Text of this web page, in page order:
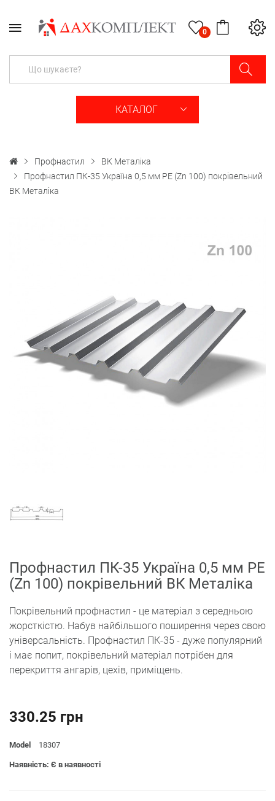
0
КАТАЛОГ
Профнастил
ВК Металіка
Профнастил ПК-35 Україна 0,5 мм PE (Zn 100) покрівельний
ВК Металіка
Профнастил ПК-35 Україна 0,5 мм PE
(Zn 100) покрівельний ВК Металіка
Покрівельний профнастил - це матеріал з середньою
жорсткістю. Набув найбільшого поширення через свою
універсальність. Профнастил ПК-35 - дуже популярний
і має попит, покрівельний матеріал потрібен для
перекриття ангарів, цехів, приміщень.
330.25 грн
Model 18307
Наявність: Є в наявності